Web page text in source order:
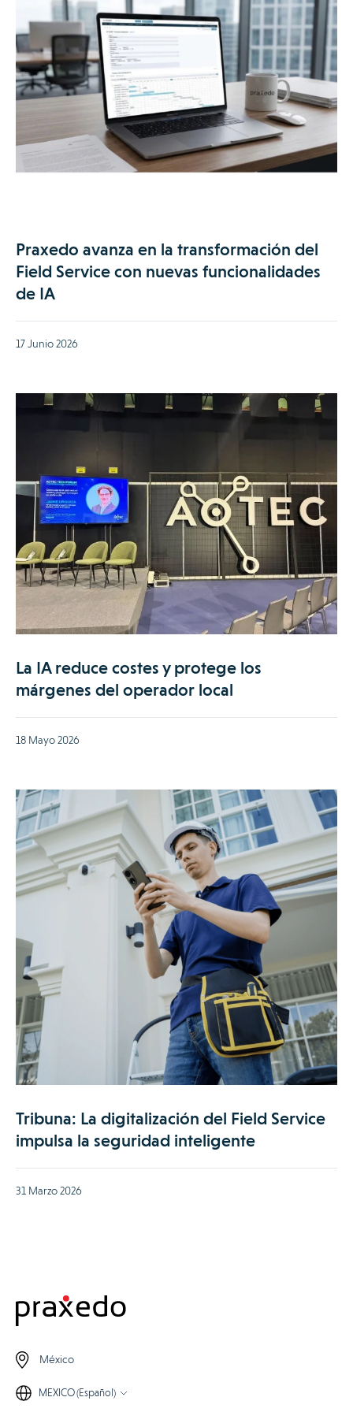
Praxedo avanza en la transformación del
Field Service con nuevas funcionalidades
de IA
17 Junio 2026
La IA reduce costes y protege los
márgenes del operador local
18 Mayo 2026
Tribuna: La digitalización del Field Service
impulsa la seguridad inteligente
31 Marzo 2026
México
MEXICO (Español)